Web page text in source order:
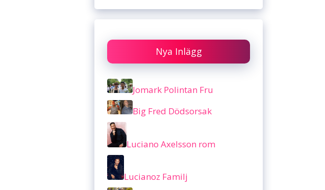
Nya Inlägg
Jomark Polintan Fru
Big Fred Dödsorsak
Luciano Axelsson rom
Lucianoz Familj